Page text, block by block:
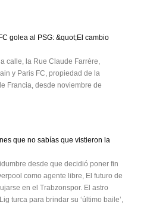
golea al PSG: &quot;El cambio
calle, la Rue Claude Farrère,
y Paris FC, propiedad de la
Francia, desde noviembre de
que no sabías que vistieron la
desde que decidió poner fin
como agente libre, El futuro de
en el Trabzonspor. El astro
turca para brindar su ‘último baile’,